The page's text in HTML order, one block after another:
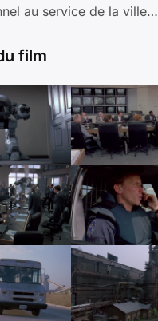
au service de la ville…
film